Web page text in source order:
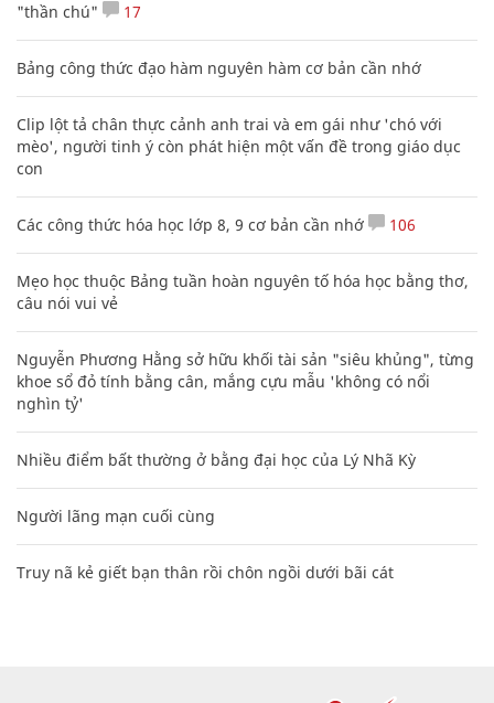
"thần chú"
17
Bảng công thức đạo hàm nguyên hàm cơ bản cần nhớ
Clip lột tả chân thực cảnh anh trai và em gái như 'chó với
mèo', người tinh ý còn phát hiện một vấn đề trong giáo dục
con
Các công thức hóa học lớp 8, 9 cơ bản cần nhớ 106
Mẹo học thuộc Bảng tuần hoàn nguyên tố hóa học bằng thơ,
câu nói vui vẻ
Nguyễn Phương Hằng sở hữu khối tài sản "siêu khủng", từng
khoe sổ đỏ tính bằng cân, mắng cựu mẫu 'không có nổi
nghìn tỷ'
Nhiều điểm bất thường ở bằng đại học của Lý Nhã Kỳ
Người lãng mạn cuối cùng
Truy nã kẻ giết bạn thân rồi chôn ngồi dưới bãi cát